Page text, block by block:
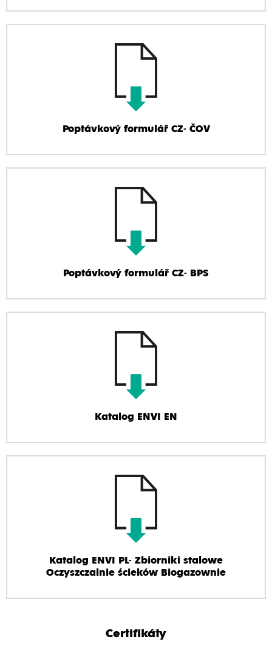
Poptávkový formulář CZ- ČOV
Poptávkový formulář CZ- BPS
Katalog ENVI EN
Katalog ENVI PL- Zbiorniki stalowe
Oczyszczalnie ścieków Biogazownie
Certifikáty